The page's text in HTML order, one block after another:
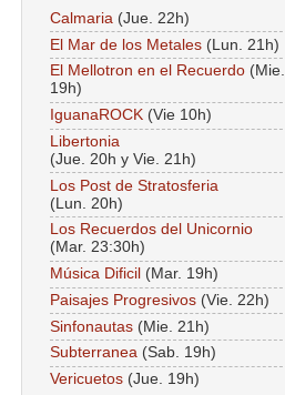
Calmaria (Jue. 22h)
El Mar de los Metales (Lun. 21h)
El Mellotron en el Recuerdo (Mie.
19h)
IguanaROCK (Vie 10h)
Libertonia
(Jue. 20h y Vie. 21h)
Los Post de Stratosferia
(Lun. 20h)
Los Recuerdos del Unicornio
(Mar. 23:30h)
Música Dificil (Mar. 19h)
Paisajes Progresivos (Vie. 22h)
Sinfonautas (Mie. 21h)
Subterranea (Sab. 19h)
Vericuetos (Jue. 19h)